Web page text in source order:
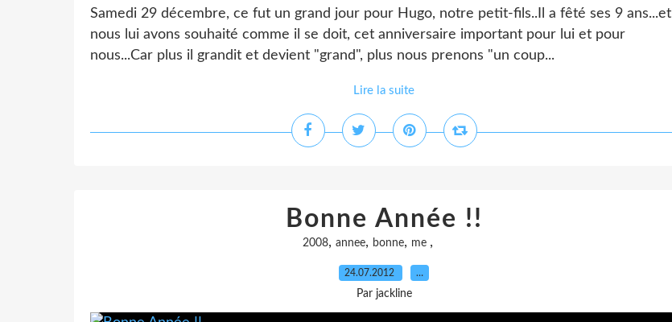
Samedi 29 décembre, ce fut un grand jour pour Hugo, notre petit-fils..Il a fêté ses 9 ans...et
nous lui avons souhaité comme il se doit, cet anniversaire important pour lui et pour
nous...Car plus il grandit et devient "grand", plus nous prenons "un coup...
Lire la suite
Bonne Année !!
2008, annee, bonne, me ,
24.07.2012 …
Par jackline